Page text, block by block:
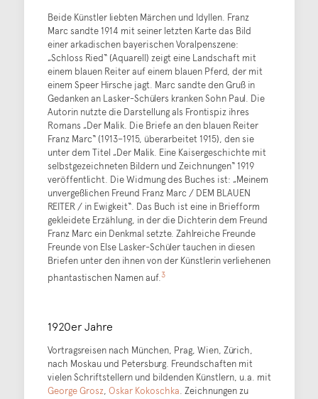
Beide Künstler liebten Märchen und Idyllen. Franz
Marc sandte 1914 mit seiner letzten Karte das Bild
einer arkadischen bayerischen Voralpenszene:
„Schloss Ried“ (Aquarell) zeigt eine Landschaft mit
einem blauen Reiter auf einem blauen Pferd, der mit
einem Speer Hirsche jagt. Marc sandte den Gruß in
Gedanken an Lasker-Schülers kranken Sohn Paul. Die
Autorin nutzte die Darstellung als Frontispiz ihres
Romans „Der Malik. Die Briefe an den blauen Reiter
Franz Marc“ (1913–1915, überarbeitet 1915), den sie
unter dem Titel „Der Malik. Eine Kaisergeschichte mit
selbstgezeichneten Bildern und Zeichnungen“ 1919
veröffentlicht. Die Widmung des Buches ist: „Meinem
unvergeßlichen Freund Franz Marc / DEM BLAUEN
REITER / in Ewigkeit“. Das Buch ist eine in Briefform
gekleidete Erzählung, in der die Dichterin dem Freund
Franz Marc ein Denkmal setzte. Zahlreiche Freunde
Freunde von Else Lasker-Schüler tauchen in diesen
Briefen unter den ihnen von der Künstlerin verliehenen
phantastischen Namen auf.3
1920er Jahre
Vortragsreisen nach München, Prag, Wien, Zürich,
nach Moskau und Petersburg. Freundschaften mit
vielen Schriftstellern und bildenden Künstlern, u.a. mit
George Grosz, Oskar Kokoschka. Zeichnungen zu